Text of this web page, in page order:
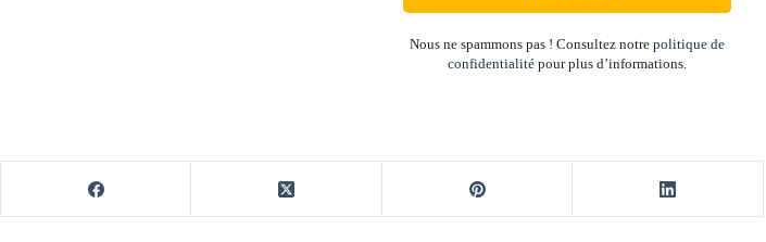
Nous ne spammons pas ! Consultez notrepolitique de
confidentialité pour plus d’informations.